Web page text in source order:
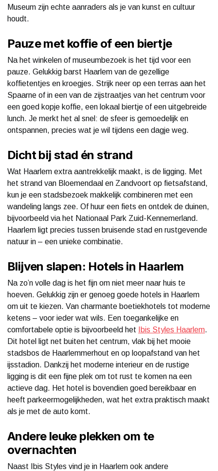
Museum zijn echte aanraders als je van kunst en cultuur
houdt.
Pauze met koffie of een biertje
Na het winkelen of museumbezoek is het tijd voor een
pauze. Gelukkig barst Haarlem van de gezellige
koffietentjes en kroegjes. Strijk neer op een terras aan het
Spaarne of in een van de zijstraatjes van het centrum voor
een goed kopje koffie, een lokaal biertje of een uitgebreide
lunch. Je merkt het al snel: de sfeer is gemoedelijk en
ontspannen, precies wat je wil tijdens een dagje weg.
Dicht bij stad én strand
Wat Haarlem extra aantrekkelijk maakt, is de ligging. Met
het strand van Bloemendaal en Zandvoort op fietsafstand,
kun je een stadsbezoek makkelijk combineren met een
wandeling langs zee. Of huur een fiets en ontdek de duinen,
bijvoorbeeld via het Nationaal Park Zuid-Kennemerland.
Haarlem ligt precies tussen bruisende stad en rustgevende
natuur in – een unieke combinatie.
Blijven slapen: Hotels in Haarlem
Na zo’n volle dag is het fijn om niet meer naar huis te
hoeven. Gelukkig zijn er genoeg goede hotels in Haarlem
om uit te kiezen. Van charmante boetiekhotels tot moderne
ketens – voor ieder wat wils. Een toegankelijke en
comfortabele optie is bijvoorbeeld het
Ibis Styles Haarlem.
Dit hotel ligt net buiten het centrum, vlak bij het mooie
stadsbos de Haarlemmerhout en op loopafstand van het
ijsstadion. Dankzij het moderne interieur en de rustige
ligging is dit een fijne plek om tot rust te komen na een
actieve dag. Het hotel is bovendien goed bereikbaar en
heeft parkeermogelijkheden, wat het extra praktisch maakt
als je met de auto komt.
Andere leuke plekken om te
overnachten
Naast Ibis Styles vind je in Haarlem ook andere